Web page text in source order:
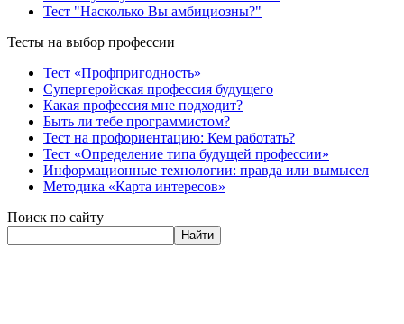
Тест "Насколько Вы амбициозны?"
Тесты на выбор профессии
Тест «Профпригодность»
Супергеройская профессия будущего
Какая профессия мне подходит?
Быть ли тебе программистом?
Тест на профориентацию: Кем работать?
Тест «Определение типа будущей профессии»
Информационные технологии: правда или вымысел
Методика «Карта интересов»
Поиск по сайту
Найти